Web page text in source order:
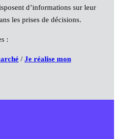
d’informations sur leur
les prises de décisions.
:
/ Je réalise mon